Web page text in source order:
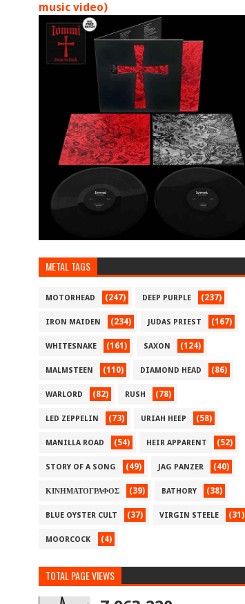
music video)
METAL TAGS
MOTORHEAD (247) DEEP PURPLE (237)
IRON MAIDEN (234) JUDAS PRIEST (167)
WHITESNAKE (161) SAXON (124)
MALMSTEEN (110) DIAMOND HEAD (86)
WARLORD (82) RUSH (78)
LED ZEPPELIN (73) URIAH HEEP (58)
MANILLA ROAD (54) HEIR APPARENT (52)
STORY OF A SONG (49) JAG PANZER (40)
ΚΙΝΗΜΑΤΟΓΡΑΦΟΣ (39) BATHORY (38)
BLUE OYSTER CULT (37) VIRGIN STEELE (31)
MOORCOCK (4)
TOTAL PAGE VIEWS